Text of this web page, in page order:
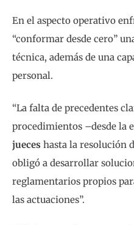
En el aspecto operativo
“conformar desde cero”
técnica, además de una
personal.
“La falta de precedentes
procedimientos –desde la
jueces hasta la resolución
obligó a desarrollar
reglamentarios propios
las actuaciones”.